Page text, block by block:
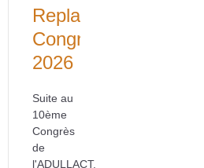
Replays
Congrès
2026
Suite au
10ème
Congrès
de
l'ADULLACT,